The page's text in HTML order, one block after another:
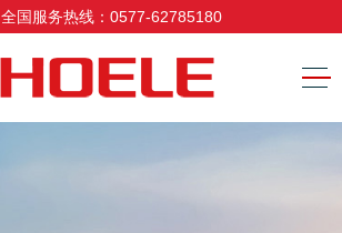
全国服务热线：0577-62785180